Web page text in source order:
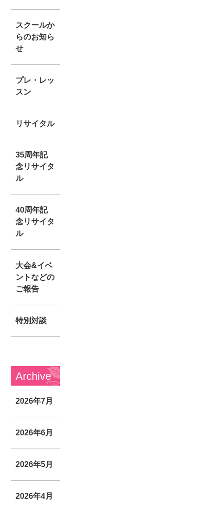
スクールか
らのお知ら
せ
プレ・レッ
スン
リサイタル
35周年記
念リサイタ
ル
40周年記
念リサイタ
ル
大会&イベ
ントなどの
ご報告
特別対談
Archive
2026年7月
2026年6月
2026年5月
2026年4月